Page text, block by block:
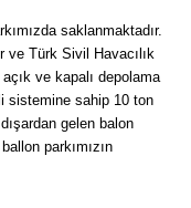
saklanmaktadır.
ve Türk Sivil Havacılık
ve kapalı depolama
sistemine sahip 10 ton
gelen balon
parkımızın